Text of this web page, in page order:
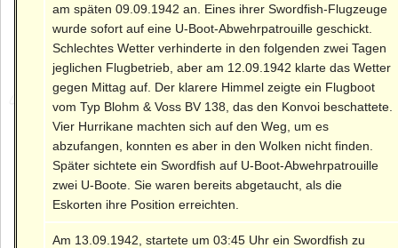
am späten 09.09.1942 an. Eines ihrer Swordfish-Flugzeuge
wurde sofort auf eine U-Boot-Abwehrpatrouille geschickt.
Schlechtes Wetter verhinderte in den folgenden zwei Tagen
jeglichen Flugbetrieb, aber am 12.09.1942 klarte das Wetter
gegen Mittag auf. Der klarere Himmel zeigte ein Flugboot
vom Typ Blohm & Voss BV 138, das den Konvoi beschattete.
Vier Hurrikane machten sich auf den Weg, um es
abzufangen, konnten es aber in den Wolken nicht finden.
Später sichtete ein Swordfish auf U-Boot-Abwehrpatrouille
zwei U-Boote. Sie waren bereits abgetaucht, als die
Eskorten ihre Position erreichten.
Am 13.09.1942, startete um 03:45 Uhr ein Swordfish zu